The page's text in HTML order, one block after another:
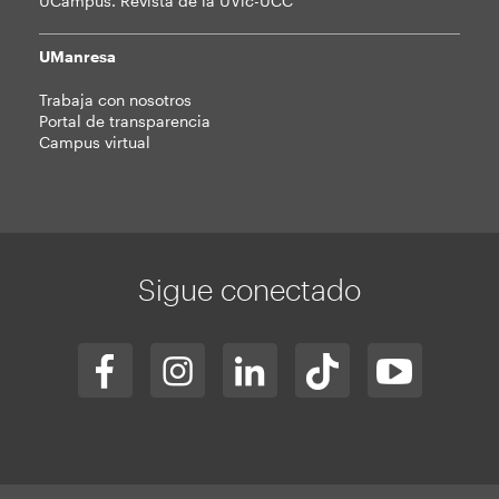
UManresa
Trabaja con nosotros
Portal de transparencia
Campus virtual
Sigue conectado